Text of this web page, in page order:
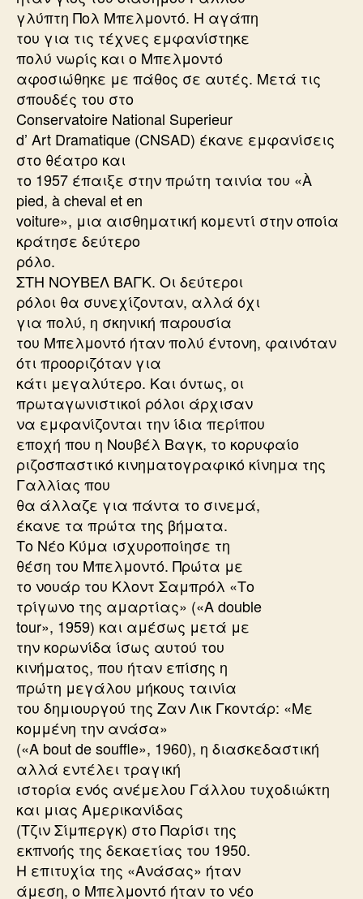
γλύπτη Πολ Μπελμοντό. Η αγάπη
του για τις τέχνες εμφανίστηκε
πολύ νωρίς και ο Μπελμοντό
αφοσιώθηκε με πάθος σε αυτές. Μετά τις
σπουδές του στο
Conservatoire National Superieur
d’ Art Dramatique (CNSAD) έκανε εμφανίσεις
στο θέατρο και
το 1957 έπαιξε στην πρώτη ταινία του «À
pied, à cheval et en
voiture», μια αισθηματική κομεντί στην οποία
κράτησε δεύτερο
ρόλο.
ΣΤΗ ΝΟΥΒΕΛ ΒΑΓΚ. Οι δεύτεροι
ρόλοι θα συνεχίζονταν, αλλά όχι
για πολύ, η σκηνική παρουσία
του Μπελμοντό ήταν πολύ έντονη, φαινόταν
ότι προοριζόταν για
κάτι μεγαλύτερο. Και όντως, οι
πρωταγωνιστικοί ρόλοι άρχισαν
να εμφανίζονται την ίδια περίπου
εποχή που η Νουβέλ Βαγκ, το κορυφαίο
ριζοσπαστικό κινηματογραφικό κίνημα της
Γαλλίας που
θα άλλαζε για πάντα το σινεμά,
έκανε τα πρώτα της βήματα.
Το Νέο Κύμα ισχυροποίησε τη
θέση του Μπελμοντό. Πρώτα με
το νουάρ του Κλοντ Σαμπρόλ «Το
τρίγωνο της αμαρτίας» («A double
tour», 1959) και αμέσως μετά με
την κορωνίδα ίσως αυτού του
κινήματος, που ήταν επίσης η
πρώτη μεγάλου μήκους ταινία
του δημιουργού της Ζαν Λικ Γκοντάρ: «Με
κομμένη την ανάσα»
(«A bout de souffle», 1960), η διασκεδαστική
αλλά εντέλει τραγική
ιστορία ενός ανέμελου Γάλλου τυχοδιώκτη
και μιας Αμερικανίδας
(Τζιν Σίμπεργκ) στο Παρίσι της
εκπνοής της δεκαετίας του 1950.
Η επιτυχία της «Ανάσας» ήταν
άμεση, ο Μπελμοντό ήταν το νέο